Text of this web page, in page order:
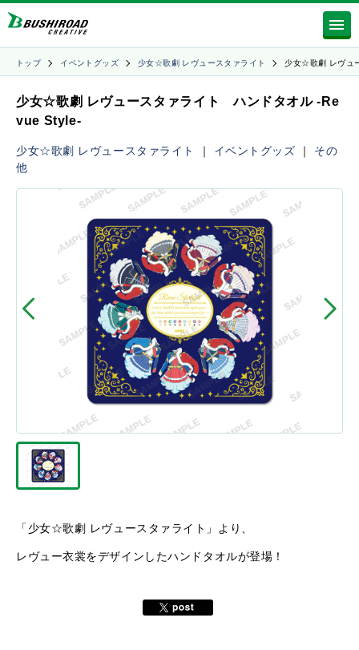
トップ イベントグッズ 少女☆歌劇 レヴュースタァライト 少女☆歌劇 レヴュ
少女☆歌劇 レヴュースタァライト ハンドタオル -Re
vue Style-
少女☆歌劇 レヴュースタァライト ｜ イベントグッズ ｜ その
他
「少女☆歌劇 レヴュースタァライト」より、
レヴュー衣裳をデザインしたハンドタオルが登場！